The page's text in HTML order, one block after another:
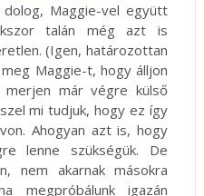
Maggie-vel együtt
talán még azt is
(Igen, határozottan
Maggie-t, hogy álljon
már végre külső
mi tudjuk, hogy ez így
Ahogyan azt is, hogy
lenne szükségük. De
nem akarnak másokra
megpróbálunk igazán